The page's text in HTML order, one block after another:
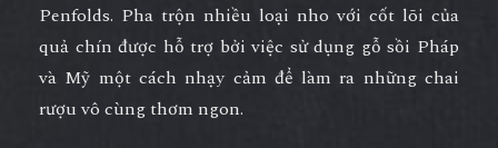
Penfolds. Pha trộn nhiều loại nho với cốt lõi của
quả chín được hỗ trợ bởi việc sử dụng gỗ sồi Pháp
và Mỹ một cách nhạy cảm để làm ra những chai
rượu vô cùng thơm ngon.